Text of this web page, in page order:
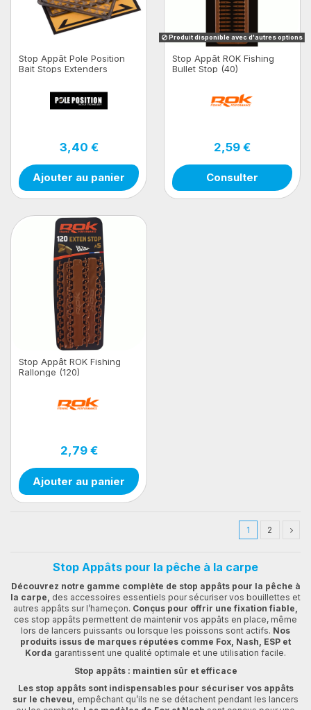
Stop Appât Pole Position
Bait Stops Extenders
3,40 €
Ajouter au panier
Produit disponible avec d'autres options
Stop Appât ROK Fishing
Bullet Stop (40)
2,59 €
Consulter
Stop Appât ROK Fishing
Rallonge (120)
2,79 €
Ajouter au panier
1 2
Stop Appâts pour la pêche à la carpe
Découvrez notre gamme complète de stop appâts pour la pêche à
la carpe, des accessoires essentiels pour sécuriser vos bouillettes et
autres appâts sur l’hameçon. Conçus pour offrir une fixation fiable,
ces stop appâts permettent de maintenir vos appâts en place, même
lors de lancers puissants ou lorsque les poissons sont actifs. Nos
produits issus de marques réputées comme Fox, Nash, ESP et
Korda garantissent une qualité optimale et une utilisation facile.
Stop appâts : maintien sûr et efficace
Les stop appâts sont indispensables pour sécuriser vos appâts
sur le cheveu, empêchant qu’ils ne se détachent pendant les lancers